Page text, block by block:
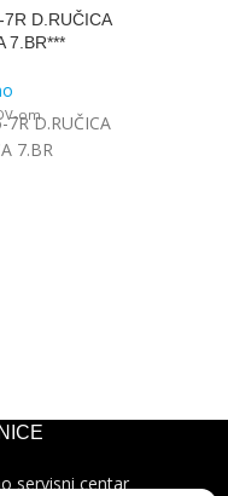
D.RUČICA
7.BR***
omD.RUČICA
7.BR
servisni centar